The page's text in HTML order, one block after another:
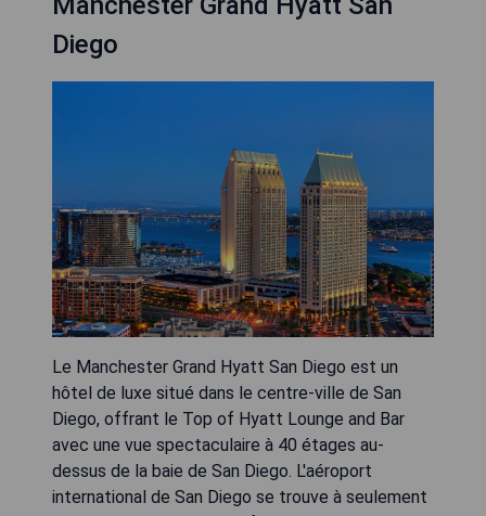
Diego
Le Manchester Grand Hyatt San Diego est un
hôtel de luxe situé dans le centre-ville de San
Diego, offrant le Top of Hyatt Lounge and Bar
avec une vue spectaculaire à 40 étages au-
dessus de la baie de San Diego. L'aéroport
international de San Diego se trouve à seulement